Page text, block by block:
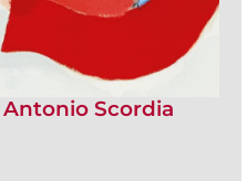
Scordia